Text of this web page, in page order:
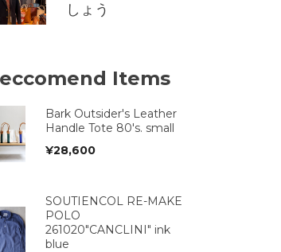
しょう
Items
Bark Outsider's Leather
Handle Tote 80's. small
¥28,600
SOUTIENCOL RE-MAKE
POLO
261020"CANCLINI" ink
blue